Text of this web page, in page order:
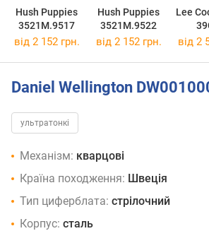
Hush Puppies
3521M.9517
Hush Puppies
3521M.9522
Lee
від 2 152 грн. від 2 152 грн. від 2
Daniel Wellington
ультратонкі
Механізм: кварцові
Країна походження: Швеція
Тип циферблата: стрілочний
Корпус: сталь